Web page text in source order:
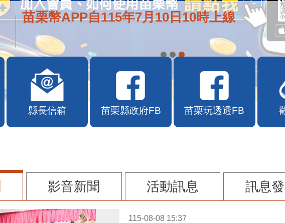
苗栗幣APP自115年7月10日10時上線
縣長信箱 苗栗縣政府FB 苗栗玩透透FB
影音新聞 活動訊息 訊息
115-08-08 15:37